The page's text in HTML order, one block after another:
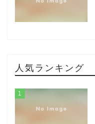
人気ランキング
1